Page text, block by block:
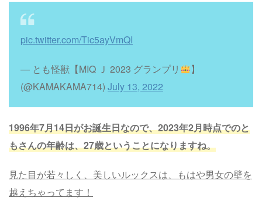
pic.twitter.com/Tic5ayVmQI
— とも怪獣【MIQ Ｊ 2023 グランプリ
】
(@KAMAKAMA714) July 13, 2022
1996年7月14日がお誕生日なので、2023年2月時点でのと
もさんの年齢は、27歳ということになりますね。
見た目が若々しく、美しいルックスは、もはや男女の壁を
越えちゃってます！